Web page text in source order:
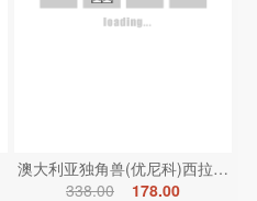
澳大利亚独角兽(优尼科)西拉红葡
338.00
178.00